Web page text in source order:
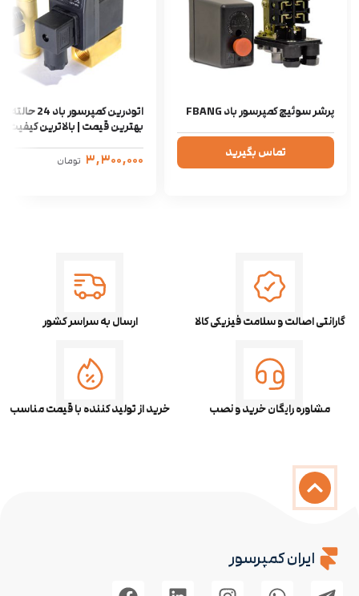
پرشر سوئیچ کمپرسور باد FBANG
تماس بگیرید
اتودرین کمپرسور باد 24 حالته |
بهترین قیمت | بالاترین کیفیت
۳,۳۰۰,۰۰۰ تومان
گارانتی اصالت و سلامت فیزیکی کالا ارسال به سراسر کشور
مشاوره رایگان خرید و نصب خرید از تولید کننده با قیمت مناسب
ایران کمپرسور